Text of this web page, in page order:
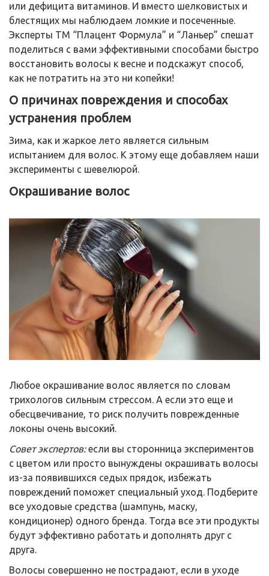
или дефицита витаминов. И вместо шелковистых и
блестящих мы наблюдаем ломкие и посеченные.
Эксперты ТМ “Плацент Формула” и “Ланьер” спешат
поделиться с вами эффективными способами быстро
восстановить волосы к весне и подскажут способ,
как не потратить на это ни копейки!
О причинах повреждения и способах
устранения проблем
Зима, как и жаркое лето является сильным
испытанием для волос. К этому еще добавляем наши
эксперименты с шевелюрой.
Окрашивание волос
Любое окрашивание волос является по словам
трихологов сильным стрессом. А если это еще и
обесцвечивание, то риск получить поврежденные
локоны очень высокий.
Совет экспертов:если вы сторонница экспериментов
с цветом или просто вынуждены окрашивать волосы
из-за появившихся седых прядок, избежать
повреждений поможет специальный уход. Подберите
все уходовые средства (шампунь, маску,
кондиционер) одного бренда. Тогда все эти продукты
будут эффективно работать и дополнять друг с
друга.
Волосы совершенно не пострадают, если в уходе